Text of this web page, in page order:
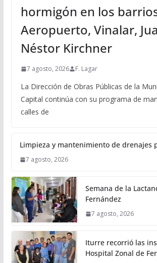
hormigón en los
Aeropuerto, Vinalar,
Néstor Kirchner
7 agosto, 2026 F. Lagar
La Dirección de Obras Públicas de la
Capital continúa con su programa de
calles de
Limpieza y mantenimiento de drenajes
7 agosto, 2026
Semana de la
Fernández
7 agosto, 2026
Iturre recorrió las
Hospital Zonal de